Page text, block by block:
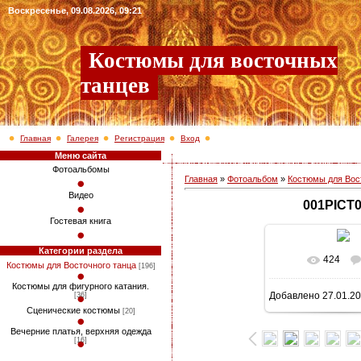
Воскресенье, 09.08.2026, 09:21
Костюмы для восточных
танцев
Главная Галерея Регистрация Вход
Меню сайта
Фотоальбомы
Видео
Гостевая книга
Категории раздела
Костюмы для Восточного танца [196]
Костюмы для фигурного катания.
[36]
Сценические костюмы [20]
Вечерние платья, верхняя одежда
[16]
Главная » Фотоальбом » Костюмы для
В
750x1024/
424
Добавлено